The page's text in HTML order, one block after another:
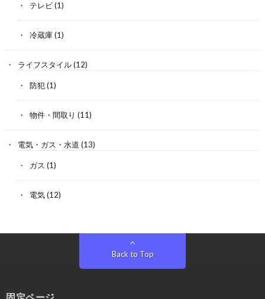
テレビ(1)
冷蔵庫(1)
ライフスタイル(12)
防犯(1)
物件・間取り (11)
電気・ガス・水道 (13)
ガス (1)
電気(12)
Back to Top